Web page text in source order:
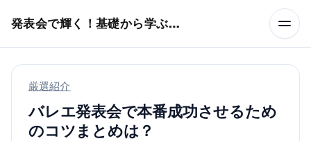
発表会で輝く！基礎から学ぶバレエ術
厳選紹介
バレエ発表会で本番成功させるため
のコツまとめは？